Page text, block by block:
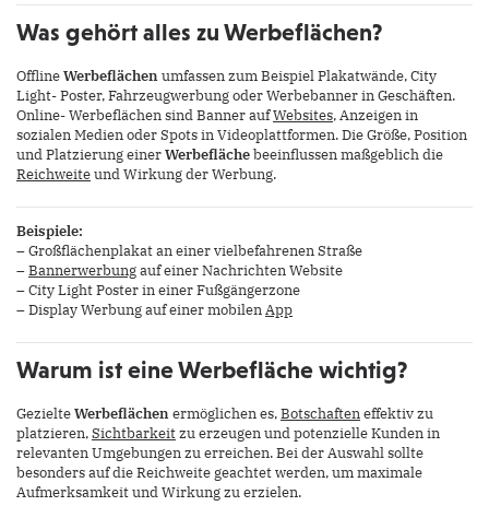
Was gehört alles zu Werbeflächen?
OfflineWerbeflächenumfassen zum Beispiel Plakatwände, City
Light- Poster, Fahrzeugwerbung oder Werbebanner in Geschäften.
Online- Werbeflächen sind Banner aufWebsites, Anzeigen in
sozialen Medien oder Spots in Videoplattformen. Die Größe, Position
und Platzierung einerWerbeflächebeeinflussen maßgeblich die
Reichweiteund Wirkung der Werbung.
Beispiele:
– Großflächenplakat an einer vielbefahrenen Straße
–Bannerwerbungauf einer Nachrichten Website
– City Light Poster in einer Fußgängerzone
– Display Werbung auf einer mobilenApp
Warum ist eine Werbefläche wichtig?
GezielteWerbeflächenermöglichen es,Botschafteneffektiv zu
platzieren,Sichtbarkeitzu erzeugen und potenzielle Kunden in
relevanten Umgebungen zu erreichen. Bei der Auswahl sollte
besonders auf die Reichweite geachtet werden, um maximale
Aufmerksamkeit und Wirkung zu erzielen.